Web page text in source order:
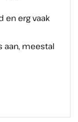
en erg vaak
aan, meestal